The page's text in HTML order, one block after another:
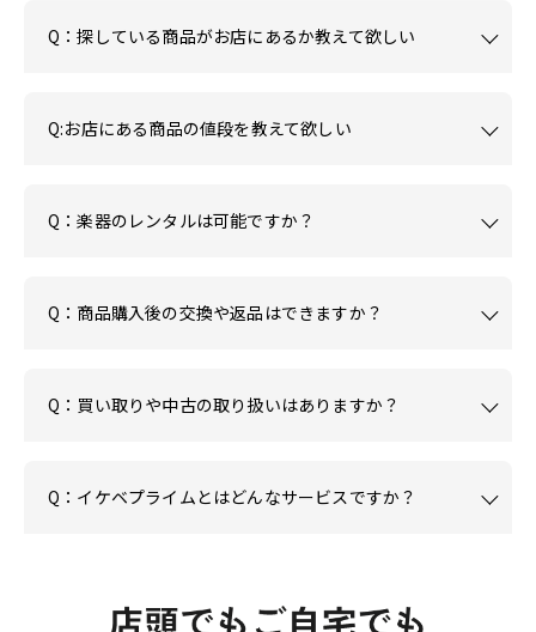
Q：探している商品がお店にあるか教えて欲しい
Q:お店にある商品の値段を教えて欲しい
Q：楽器のレンタルは可能ですか？
Q：商品購入後の交換や返品はできますか？
Q：買い取りや中古の取り扱いはありますか？
Q：イケベプライムとはどんなサービスですか？